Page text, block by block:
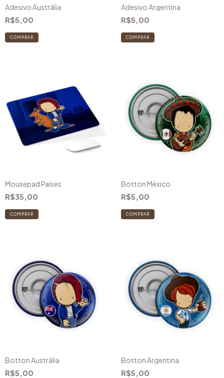
Adesivo Austrália
R$5,00
Adesivo Argentina
R$5,00
Mousepad Países
R$35,00
COMPRAR
Botton México
R$5,00
Botton Austrália
R$5,00
Botton Argentina
R$5,00